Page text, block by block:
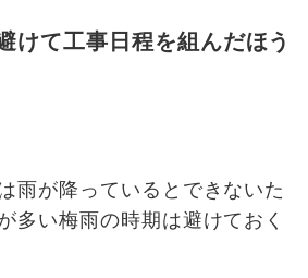
けて工事日程を組んだほう
雨が降っているとできないた
多い梅雨の時期は避けておく